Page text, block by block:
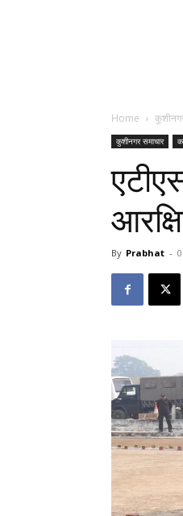
Home
कुशीनगर समाचार
By Prabhat -